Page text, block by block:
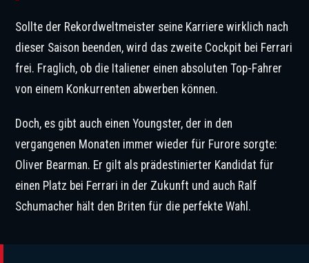
Sollte der Rekordweltmeister seine Karriere wirklich nach
dieser Saison beenden, wird das zweite Cockpit bei Ferrari
frei. Fraglich, ob die Italiener einen absoluten Top-Fahrer
von einem Konkurrenten abwerben können.
Doch, es gibt auch einen Youngster, der in den
vergangenen Monaten immer wieder für Furore sorgte:
Oliver Bearman. Er gilt als prädestinierter Kandidat für
einen Platz bei Ferrari in der Zukunft und auch Ralf
Schumacher hält den Briten für die perfekte Wahl.